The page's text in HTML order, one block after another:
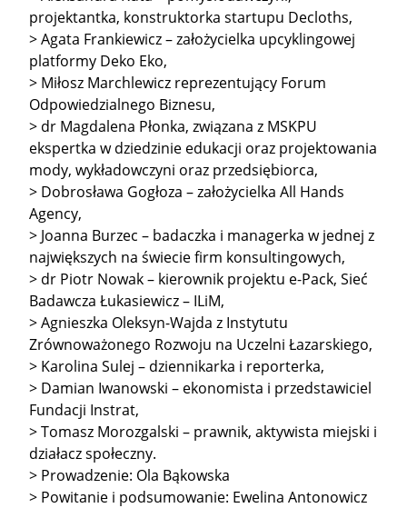
projektantka, konstruktorka startupu Decloths,
> Agata Frankiewicz – założycielka upcyklingowej
platformy Deko Eko,
> Miłosz Marchlewicz reprezentujący Forum
Odpowiedzialnego Biznesu,
> dr Magdalena Płonka, związana z MSKPU
ekspertka w dziedzinie edukacji oraz projektowania
mody, wykładowczyni oraz przedsiębiorca,
> Dobrosława Gogłoza – założycielka All Hands
Agency,
> Joanna Burzec – badaczka i managerka w jednej z
największych na świecie firm konsultingowych,
> dr Piotr Nowak – kierownik projektu e-Pack, Sieć
Badawcza Łukasiewicz – ILiM,
> Agnieszka Oleksyn-Wajda z Instytutu
Zrównoważonego Rozwoju na Uczelni Łazarskiego,
> Karolina Sulej – dziennikarka i reporterka,
> Damian Iwanowski – ekonomista i przedstawiciel
Fundacji Instrat,
> Tomasz Morozgalski – prawnik, aktywista miejski i
działacz społeczny.
> Prowadzenie: Ola Bąkowska
> Powitanie i podsumowanie: Ewelina Antonowicz